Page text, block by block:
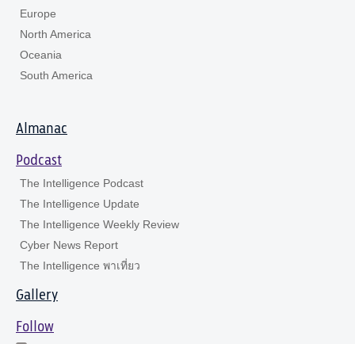
Europe
North America
Oceania
South America
Almanac
Podcast
The Intelligence Podcast
The Intelligence Update
The Intelligence Weekly Review
Cyber News Report
The Intelligence พาเที่ยว
Gallery
Follow